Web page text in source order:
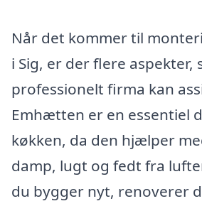
Når det kommer til
i Sig, er der flere aspekter,
professionelt firma kan
Emhætten er en essentiel
køkken, da den hjælper
damp, lugt og fedt fra
du bygger nyt, renoverer